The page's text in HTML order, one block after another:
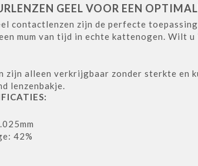
GEEL VOOR EEN
contactlenzen zijn de perfecte
mum van tijd in echte kattenogen. Wilt
zijn alleen verkrijgbaar zonder sterkte en
lenzenbakje.
42%